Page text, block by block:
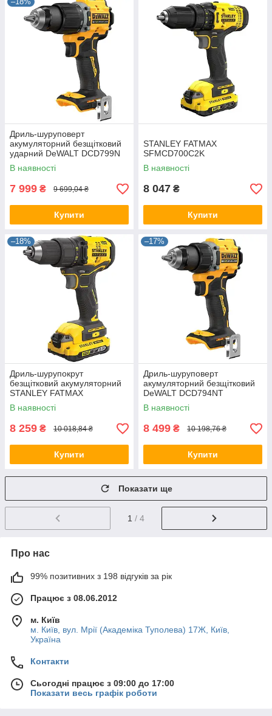
Дриль-шуруповерт
акумуляторний безщітковий
ударний DeWALT DCD799N
В наявності
7 999 ₴ 9 699,04 ₴
Купити
STANLEY FATMAX
SFMCD700C2K
В наявності
8 047 ₴
Купити
–18%
Дриль-шурупокрут
безщітковий акумуляторний
STANLEY FATMAX
SFMCD710D2K
В наявності
8 259 ₴ 10 018,84 ₴
Купити
–17%
Дриль-шуруповерт
акумуляторний безщітковий
DeWALT DCD794NT
В наявності
8 499 ₴ 10 198,76 ₴
Купити
Показати ще
1 / 4
Про нас
99% позитивних з 198 відгуків за рік
Працює з 08.06.2012
м. Київ
м. Київ, вул. Мрії (Академіка Туполева) 17Ж, Київ,
Україна
Контакти
Сьогодні працює з 09:00 до 17:00
Показати весь графік роботи